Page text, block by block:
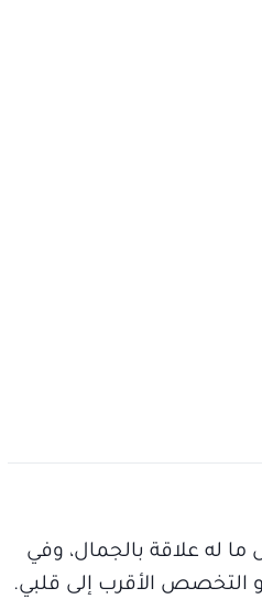
ما له علاقة بالجمال، وفي
التخصص الأقرب إلى قلبي.